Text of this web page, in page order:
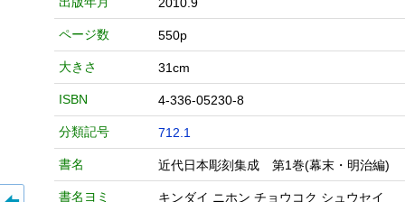
ページ数 550p
大きさ 31cm
ISBN 4-336-05230-8
分類記号 712.1
書名 近代日本彫刻集成 第1巻(幕末・明治編)
書名ヨミ キンダイ ニホン チョウコク シュウセイ